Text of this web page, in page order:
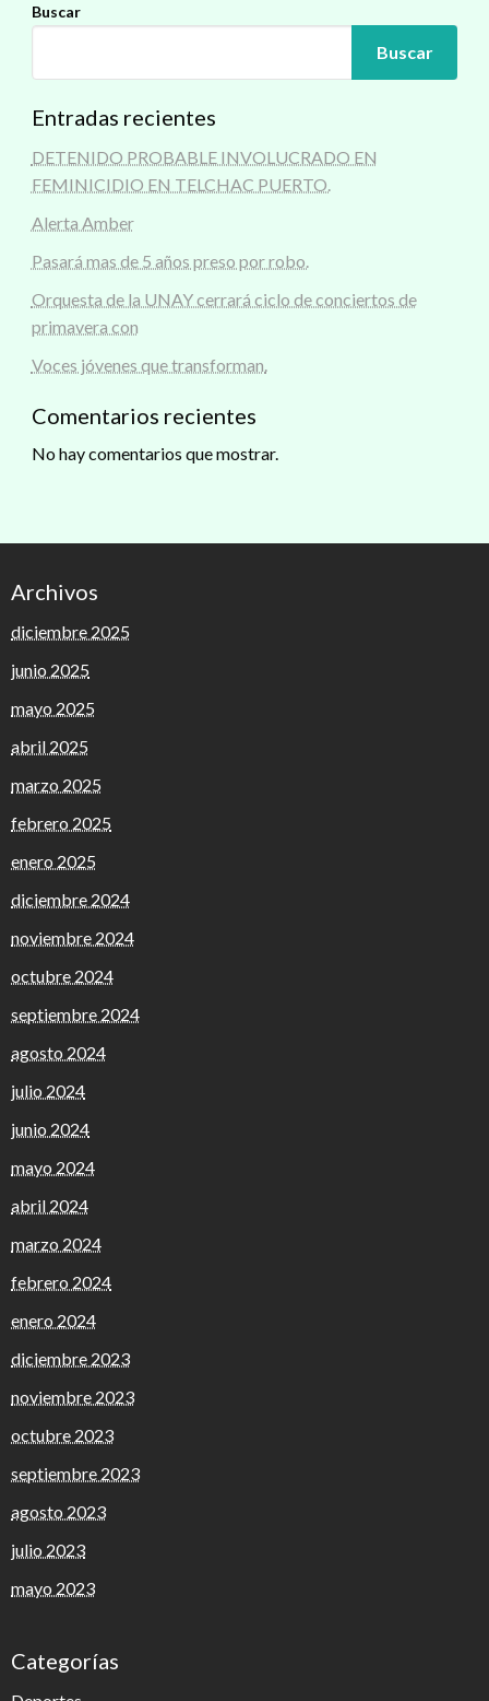
Buscar
Buscar
Entradas recientes
DETENIDO PROBABLE INVOLUCRADO EN
FEMINICIDIO EN TELCHAC PUERTO.
Alerta Amber
Pasará mas de 5 años preso por robo.
Orquesta de la UNAY cerrará ciclo de conciertos de
primavera con
Voces jóvenes que transforman.
Comentarios recientes
No hay comentarios que mostrar.
Archivos
diciembre 2025
junio 2025
mayo 2025
abril 2025
marzo 2025
febrero 2025
enero 2025
diciembre 2024
noviembre 2024
octubre 2024
septiembre 2024
agosto 2024
julio 2024
junio 2024
mayo 2024
abril 2024
marzo 2024
febrero 2024
enero 2024
diciembre 2023
noviembre 2023
octubre 2023
septiembre 2023
agosto 2023
julio 2023
mayo 2023
Categorías